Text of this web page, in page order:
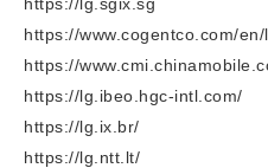
https://www.cogentco.com/
https://
https://lg.ibeo.hgc-intl.com/
https://lg.ix.br/
https://lg.ntt.lt/